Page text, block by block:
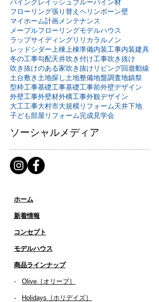
パイングレイッシュブルーパイン材
フローリング張り替え ヘリンボーン壁
マイホーム計画 メンテナンス
メープルフローリングモデルハウス
ラップサイディングリリカラ ルノン
レッドシダー 上棟 上棟準備内装工事内装建具
冬の工事勾配天井吹き付け工事吹き抜け
吹き抜けのある家吹き抜けリビング回遊動線
土台敷き 土地探し土地整備地盤調査地鎮祭
型枠工事基礎工事基礎工事前外壁デザイン
外壁工事外壁材外構工事外観デザイン
大工工事大村市大規模リフォーム天井下地
子ども部屋リフォーム完成見学会
ソーシャルメディア
ホーム
新着情報
コンセプト
​​モデルハウス
商品ラインナップ
- Olive［オリーブ］
- Holidays［ホリデイズ］